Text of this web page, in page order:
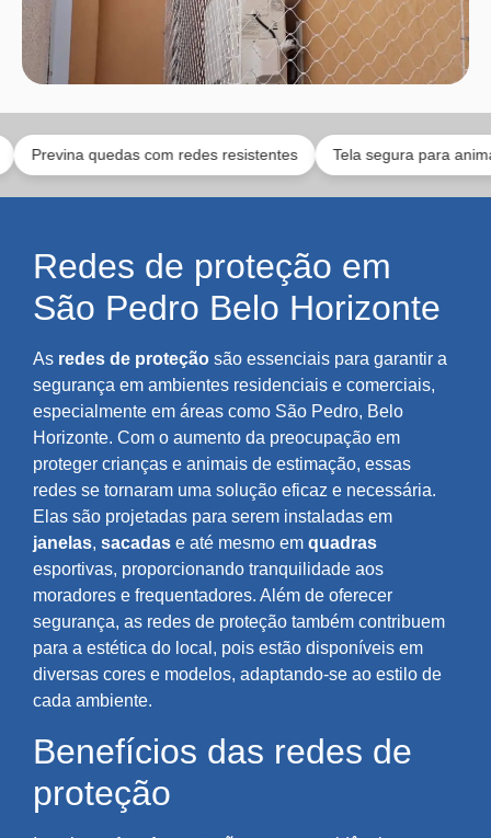
quedas com redes resistentes Tela segura para animais e
Redes de proteção em
São Pedro Belo Horizonte
As redes de proteção são essenciais para garantir a
segurança em ambientes residenciais e comerciais,
especialmente em áreas como São Pedro, Belo
Horizonte. Com o aumento da preocupação em
proteger crianças e animais de estimação, essas
redes se tornaram uma solução eficaz e necessária.
Elas são projetadas para serem instaladas em
janelas, sacadas e até mesmo em quadras
esportivas, proporcionando tranquilidade aos
moradores e frequentadores. Além de oferecer
segurança, as redes de proteção também contribuem
para a estética do local, pois estão disponíveis em
diversas cores e modelos, adaptando-se ao estilo de
cada ambiente.
Benefícios das redes de
proteção